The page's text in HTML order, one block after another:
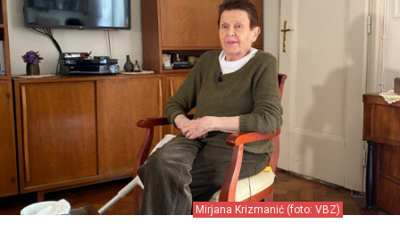
Mirjana Krizmanić (foto: VBZ)